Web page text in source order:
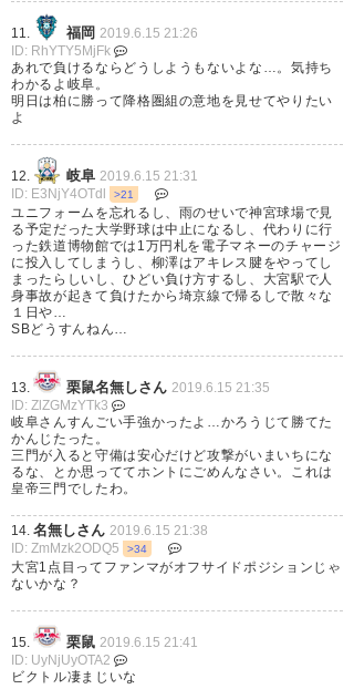
ゃめちゃカッコよかった！！
#ardija #大宮男祭り
— 𝑌𝑢𝑘𝑖𝑛𝑎 (yukky92)2019, 6月
勝ち越せた肝は、小島！ #ardija
— sake_sake39 (masa_nakaji)
2019, 6月 15
小島の動き良かったねぇ #ardija
— オカピ (omiyamiyacho)
2019, 6月 15
最高だったわ、 #大宮男祭り も
う毎節やってくれ。 #ardija #男
11. 福岡 2019.6.15 21:26
ID: RhYTY5MjFk
あれで負けるならどうしようもないよな…。気持ち
わかるよ岐阜。
明日は柏に勝って降格圏組の意地を見せてやりたい
よ
12. 岐阜 2019.6.15 21:31
ID: E3NjY4OTdl
>21
ユニフォームを忘れるし、雨のせいで神宮球場で見
る予定だった大学野球は中止になるし、代わりに行
った鉄道博物館では1万円札を電子マネーのチャージ
に投入してしまうし、柳澤はアキレス腱をやってし
まったらしいし、ひどい負け方するし、大宮駅で人
身事故が起きて負けたから埼京線で帰るしで散々な
１日や…
SBどうすんねん…
13. 栗鼠名無しさん 2019.6.15 21:35
ID: ZlZGMzYTk3
岐阜さんすんごい手強かったよ…かろうじて勝てた
かんじたった。
三門が入ると守備は安心だけど攻撃がいまいちにな
るな、とか思っててホントにごめんなさい。これは
皇帝三門でしたわ。
14. 名無しさん 2019.6.15 21:38
ID: ZmMzk2ODQ5
>34
大宮1点目ってファンマがオフサイドポジションじゃ
ないかな？
15. 栗鼠 2019.6.15 21:41
ID: UyNjUyOTA2
ビクトル凄まじいな